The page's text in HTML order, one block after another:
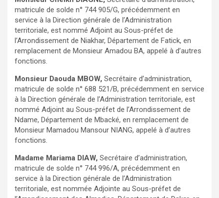
matricule de solde n° 744 905/G, précédemment en
service à la Direction générale de l’Administration
territoriale, est nommé Adjoint au Sous-préfet de
l’Arrondissement de Niakhar, Département de Fatick, en
remplacement de Monsieur Amadou BA, appelé à d’autres
fonctions.
Monsieur Daouda MBOW, Secrétaire d’administration,
matricule de solde n° 688 521/B, précédemment en service
à la Direction générale de l’Administration territoriale, est
nommé Adjoint au Sous-préfet de l’Arrondissement de
Ndame, Département de Mbacké, en remplacement de
Monsieur Mamadou Mansour NIANG, appelé à d’autres
fonctions.
Madame Mariama DIAW, Secrétaire d’administration,
matricule de solde n° 744 996/A, précédemment en
service à la Direction générale de l’Administration
territoriale, est nommée Adjointe au Sous-préfet de